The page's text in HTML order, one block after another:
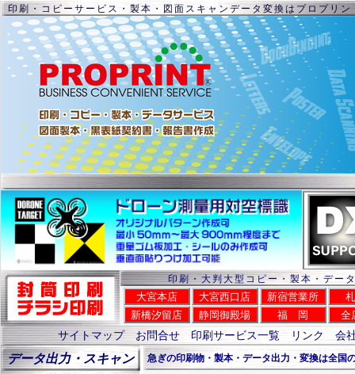
印刷・コピーサービス・製本・図面スキャンデータ変換はプロプリン
印刷・大判大型コピー・製本・デー
大宮本店 大宮西口店 新宿営業所
新橋汐留店
静岡御殿場 福 岡
全
サイトマップ
お問合せ 印刷サービス一覧 リンク 会
データ出力・スキャン 急ぎの印刷物・製本・データ出力・変換は全国